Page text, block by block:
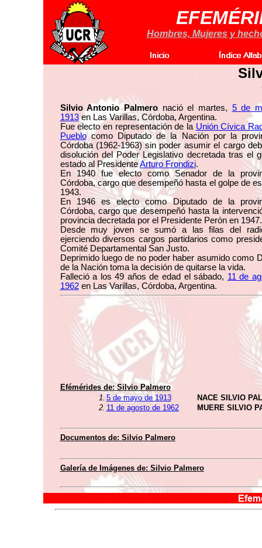
Hombres, Mujeres y
Silvio Antonio Palmero nació el martes, 5 de
1913en Las Varillas, Córdoba, Argentina.
Fue electo en representación de la Unión Cívica
Pueblocomo Diputado de la Nación por la
Córdoba (1962-1963) sin poder asumir el cargo
disolución del Poder Legislativo decretada tras el
estado al PresidenteArturo Frondizi.
En 1940 fue electo como Senador de la
Córdoba, cargo que desempeñó hasta el golpe de
1943.
En 1946 es electo como Diputado de la
Córdoba, cargo que desempeñó hasta la
provincia decretada por el Presidente Perón en 1947.
Desde muy joven se sumó a las filas del
ejerciendo diversos cargos partidarios como
Comité Departamental San Justo.
Deprimido luego de no poder haber asumido como
de la Nación toma la decisión de quitarse la vida.
Falleció a los 49 años de edad el sábado, 11 de
1962en Las Varillas, Córdoba, Argentina.
Efémérides de:Silvio Palmero
1. 5 de mayo de 1913
NACE SILVIO
2. 11 de agosto de 1962 MUERE SILVIO
Documentos de: Silvio Palmero
Galería de Imágenes de: Silvio Palmero